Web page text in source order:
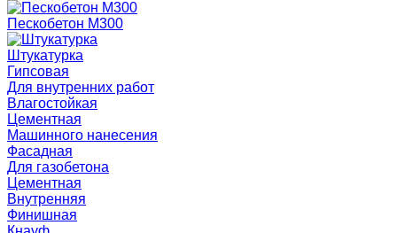
Пескобетон М300
Штукатурка
Гипсовая
Для внутренних работ
Влагостойкая
Цементная
Машинного нанесения
Фасадная
Для газобетона
Цементная
Внутренняя
Финишная